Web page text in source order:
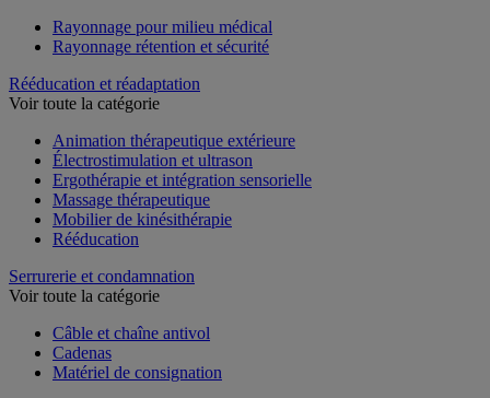
Rayonnage pour milieu médical
Rayonnage rétention et sécurité
Rééducation et réadaptation
Voir toute la catégorie
Animation thérapeutique extérieure
Électrostimulation et ultrason
Ergothérapie et intégration sensorielle
Massage thérapeutique
Mobilier de kinésithérapie
Rééducation
Serrurerie et condamnation
Voir toute la catégorie
Câble et chaîne antivol
Cadenas
Matériel de consignation